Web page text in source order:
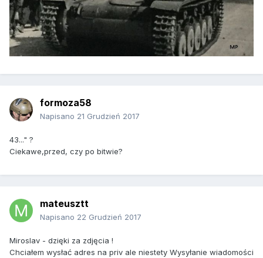
formoza58
Napisano 21 Grudzień 2017
43..." ?
Ciekawe,przed, czy po bitwie?
mateusztt
Napisano 22 Grudzień 2017
Miroslav - dzięki za zdjęcia !
Chciałem wysłać adres na priv ale niestety Wysyłanie wiadomości